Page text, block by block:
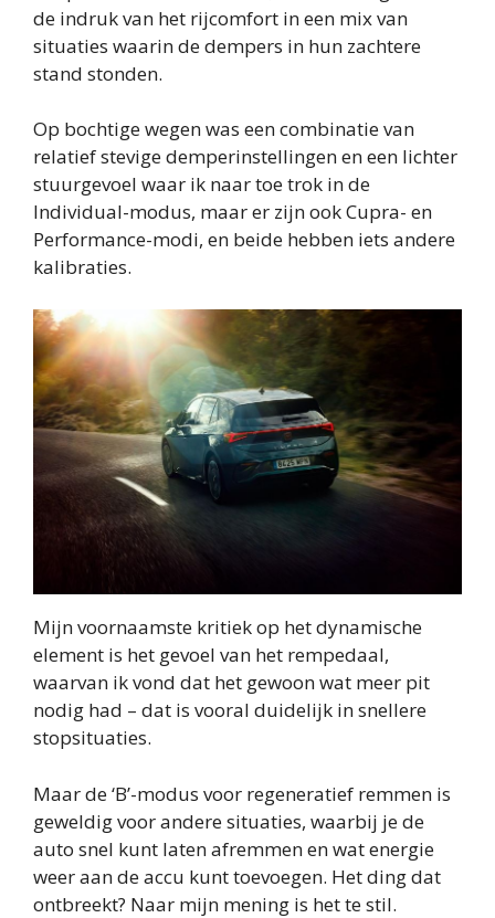
de indruk van het rijcomfort in een mix van
situaties waarin de dempers in hun zachtere
stand stonden.
Op bochtige wegen was een combinatie van
relatief stevige demperinstellingen en een lichter
stuurgevoel waar ik naar toe trok in de
Individual-modus, maar er zijn ook Cupra- en
Performance-modi, en beide hebben iets andere
kalibraties.
Mijn voornaamste kritiek op het dynamische
element is het gevoel van het rempedaal,
waarvan ik vond dat het gewoon wat meer pit
nodig had – dat is vooral duidelijk in snellere
stopsituaties.
Maar de ‘B’-modus voor regeneratief remmen is
geweldig voor andere situaties, waarbij je de
auto snel kunt laten afremmen en wat energie
weer aan de accu kunt toevoegen. Het ding dat
ontbreekt? Naar mijn mening is het te stil.